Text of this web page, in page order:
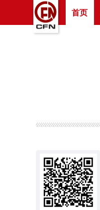
首页